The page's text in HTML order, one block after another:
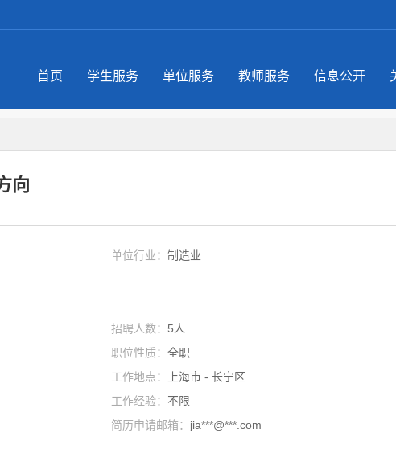
首页 学生服务 单位服务 教师服务 信息公开
向
单位行业：制造业
招聘人数： 5人
职位性质：全职
工作地点：
上海市 - 长宁区
工作经验： 不限
简历申请邮箱： jia***@***.com